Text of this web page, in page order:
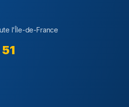
l'Île-de-France